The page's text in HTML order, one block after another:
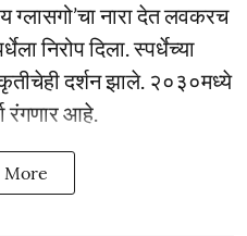
ग्लासगो’चा नारा देत लवकरच
निरोप दिला. स्पर्धेच्या
दर्शन झाले. २०३०मध्ये
रंगणार आहे.
More